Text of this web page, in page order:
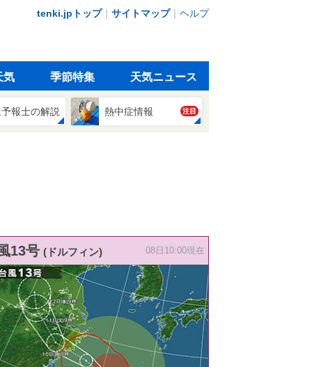
tenki.jpトップ｜ サイトマップ｜ ヘルプ
気 季節特集 天気ニュース
報士の解説 熱中症情報 注目
13号 (ドルフィン) 08日10:00現在